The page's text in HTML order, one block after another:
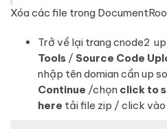
Xóa các file trong
Trở về lại trang cnode2 up
Tools / Source Code
nhập tên domian cần up
Continue /chọn click to
here tải file zip / click vào